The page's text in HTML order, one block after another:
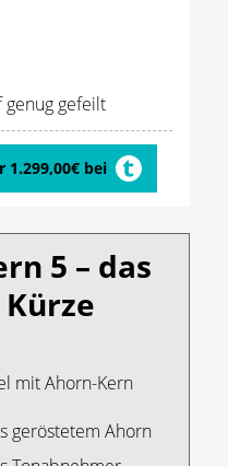
gefeilt
1.299,00€ bei
5 – das
mit Ahorn-Kern
geröstetem Ahorn